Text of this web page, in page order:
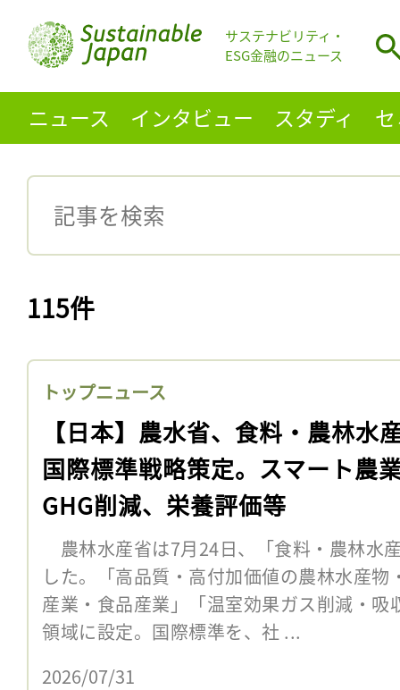
サステナビリティ・
ESG金融のニュース
ニュース インタビュー スタディ
115件
トップニュース
【日本】農水省、食料・農林水
国際標準戦略策定。スマート農
GHG削減、栄養評価等
農林水産省は7月24日、「食料・農林水
した。「高品質・高付加価値の農林水産
産業・食品産業」「温室効果ガス削減・
領域に設定。国際標準を、社 ...
2026/07/31